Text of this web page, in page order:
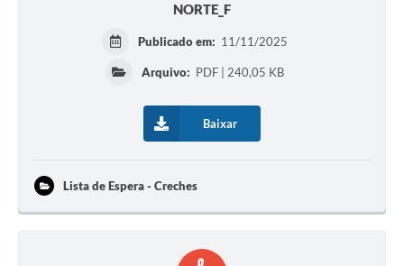
Audiências Públicas
NORTE_F
Publicado em: 11/11/2025
Arquivo: PDF | 240,05 KB
Baixar
Lista de Espera - Creches